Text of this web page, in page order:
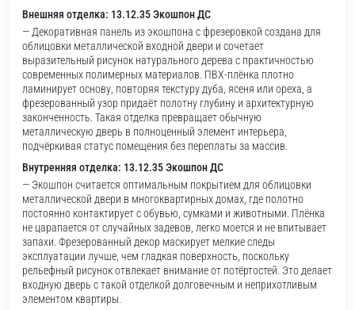
Внешняя отделка: 13.12.35 Экошпон ДС
— Декоративная панель из экошпона с фрезеровкой создана для
облицовки металлической входной двери и сочетает
выразительный рисунок натурального дерева с практичностью
современных полимерных материалов. ПВХ-плёнка плотно
ламинирует основу, повторяя текстуру дуба, ясеня или ореха, а
фрезерованный узор придаёт полотну глубину и архитектурную
законченность. Такая отделка превращает обычную
металлическую дверь в полноценный элемент интерьера,
подчёркивая статус помещения без переплаты за массив.
Внутренняя отделка: 13.12.35 Экошпон ДС
— Экошпон считается оптимальным покрытием для облицовки
металлической двери в многоквартирных домах, где полотно
постоянно контактирует с обувью, сумками и животными. Плёнка
не царапается от случайных задевов, легко моется и не впитывает
запахи. Фрезерованный декор маскирует мелкие следы
эксплуатации лучше, чем гладкая поверхность, поскольку
рельефный рисунок отвлекает внимание от потёртостей. Это делает
входную дверь с такой отделкой долговечным и неприхотливым
элементом квартиры.